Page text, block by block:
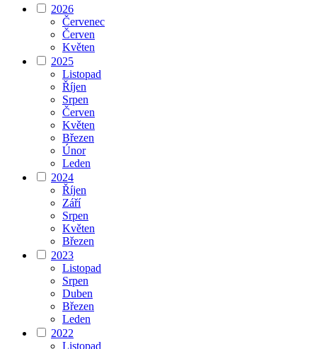
2026
Červenec
Červen
Květen
2025
Listopad
Říjen
Srpen
Červen
Květen
Březen
Únor
Leden
2024
Říjen
Září
Srpen
Květen
Březen
2023
Listopad
Srpen
Duben
Březen
Leden
2022
Listopad